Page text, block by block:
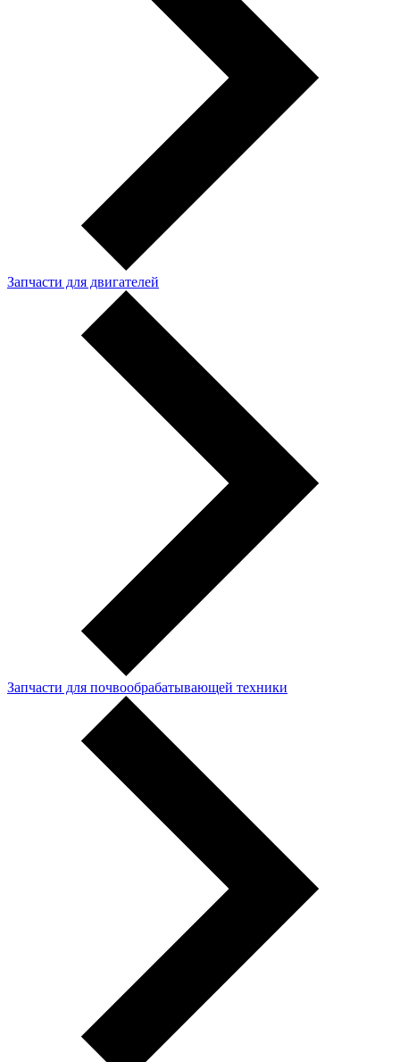
Запчасти для двигателей
Запчасти для почвообрабатывающей техники